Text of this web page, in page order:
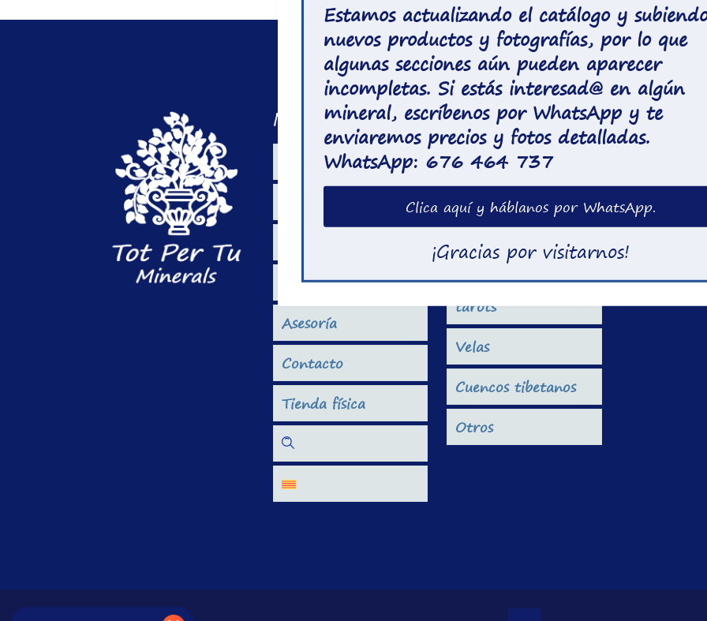
Menu Principal
Blog
Asesoría
Contacto
Tienda física
Productos
Minerales
Joyas con Minerales
Sahumerios
Libros, oráculos y
tarots
Velas
Cuencos tibetanos
Otros
Tot Per
Bienestar
Estamos actualizando el catálogo y
nuevos productos y fotografías, por lo que
algunas secciones aún pueden aparecer
incompletas. Si estás interesad@ en algún
mineral, escríbenos por WhatsApp y te
enviaremos precios y fotos detalladas.
WhatsApp: 676 464 737
Clica aquí y háblanos por WhatsApp.
¡Gracias por visitarnos!